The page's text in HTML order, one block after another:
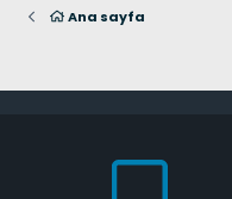
Ana sayfa